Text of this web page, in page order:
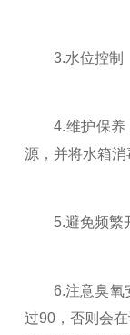
3.水位控制：
4.维护保养：
源，并将水箱
5.避免频繁开
6.注意臭氧安
过90，否则会